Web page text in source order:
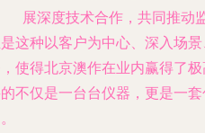
展深度技术合作，共同推动
这种以客户为中心、深入场
使得北京澳作在业内赢得了
不仅是一台台仪器，更是一